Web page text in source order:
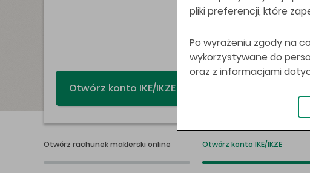
Świat bez swap
Otwórz rachunek maklerski online Otwórz konto IKE/IKZE
pliki preferencji, które
Po wyrażeniu zgody na
wykorzystywane do
oraz z informacjami